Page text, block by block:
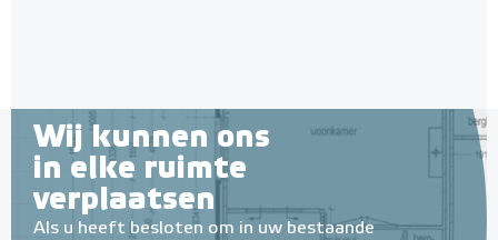
Wij kunnen ons
in elke ruimte
verplaatsen
Als u heeft besloten om in uw bestaande